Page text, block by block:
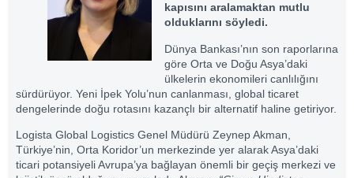
kapısını aralamaktan mutlu
olduklarını söyledi.
Dünya Bankası’nın son raporlarına
göre Orta ve Doğu Asya’daki
ülkelerin ekonomileri canlılığını
sürdürüyor. Yeni İpek Yolu’nun canlanması, global ticaret
dengelerinde doğu rotasını kazançlı bir alternatif haline getiriyor.
Logista Global Logistics Genel Müdürü Zeynep Akman,
Türkiye’nin, Orta Koridor’un merkezinde yer alarak Asya’daki
ticari potansiyeli Avrupa’ya bağlayan önemli bir geçiş merkezi ve